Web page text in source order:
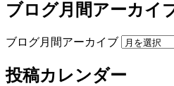
ブログ月間アーカイ
ブログ月間アーカイブ
投稿カレンダー